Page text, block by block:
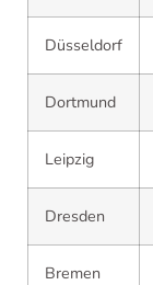
Düsseldorf
Dortmund
Leipzig
Dresden
Bremen